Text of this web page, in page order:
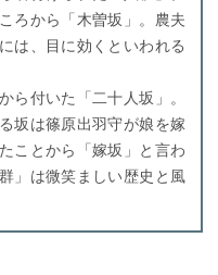
ろから「木曽坂」。農夫
は、目に効くといわれる
ら付いた「二十人坂」。
坂は篠原出羽守が娘を嫁
ことから「嫁坂」と言わ
」は微笑ましい歴史と風